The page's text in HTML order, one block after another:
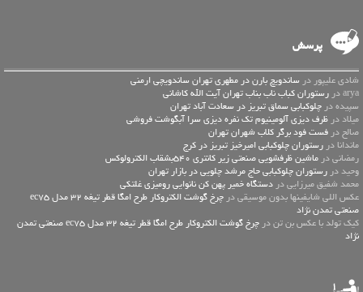
پرسش
شادی علیپور در ساندویچ بارن در مطهری تهران ساندویچی ارمنی
arya در
رستوران کباب ناب بناب تهران آیت الله کاشانی
سپیده در چلوکبابی سماق تبریز در سعادت آباد تهران
میلاد در ظرف دیزی آلومینیوم تک نفره دیزی سرا آبگوشت فروشی
صالح در فست فود برگر کلاب شهران تهران
ماندانا در رستوران چلوکبابی امیرخیز تبریز در کرج
رمضانی در ماشین ظرفشویی صنعتی زیر کانتری 540بشقاب الکترولوکس
وحید در رستوران چلوکبابی حاج مرشد چلویی در بازار تهران
محمد شفیق میرزایی در دستگاه خمیر پهن کن نانوایی رومیزی غلتکی
عكس اللي شايفينها بدون موسيقى در
چرخ گوشت الکتروکار طرح امگا قطر تیغه 32 مدل ec75
صنعتی تمدن نژاد
کیک تولد با عکس بن تن در
چرخ گوشت الکتروکار طرح امگا قطر تیغه 32 مدل ec75 صنعتی تمدن
نژاد